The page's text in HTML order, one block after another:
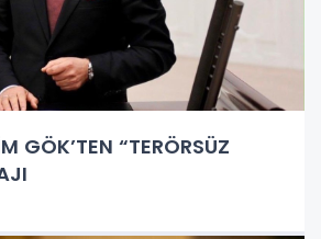
GÖK’TEN “TERÖRSÜZ